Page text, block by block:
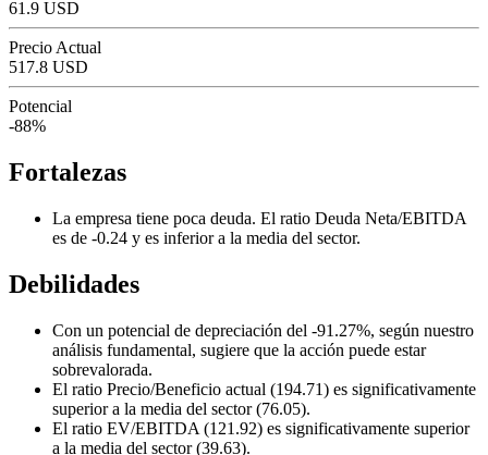
61.9 USD
Precio Actual
517.8 USD
Potencial
-88%
Fortalezas
La empresa tiene poca deuda. El ratio Deuda Neta/EBITDA
es de -0.24 y es inferior a la media del sector.
Debilidades
Con un potencial de depreciación del -91.27%, según nuestro
análisis fundamental, sugiere que la acción puede estar
sobrevalorada.
El ratio Precio/Beneficio actual (194.71) es significativamente
superior a la media del sector (76.05).
El ratio EV/EBITDA (121.92) es significativamente superior
a la media del sector (39.63).